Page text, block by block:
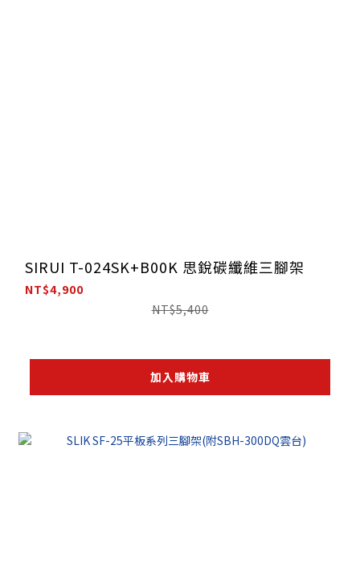
SIRUI T-024SK+B00K 思銳碳纖維三腳架
NT$4,900
NT$5,400
加入購物車